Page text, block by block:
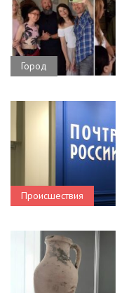
Город
Происшествия